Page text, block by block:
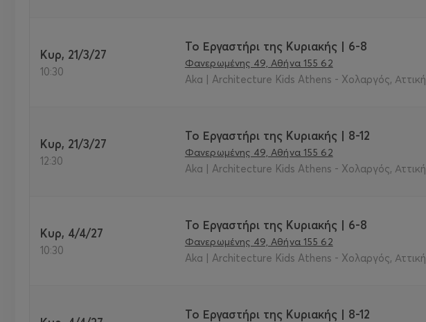
Κυρ, 21/3/27
10:30
Το Εργαστήρι της Κυριακής | 6-8
Φανερωμένης 49, Αθήνα 155 62
Aka | Architecture Kids Athens - Χολαργός, Αττική
Κυρ, 21/3/27
12:30
Το Εργαστήρι της Κυριακής | 8-12
Φανερωμένης 49, Αθήνα 155 62
Aka | Architecture Kids Athens - Χολαργός, Αττική
Κυρ, 4/4/27
10:30
Το Εργαστήρι της Κυριακής | 6-8
Φανερωμένης 49, Αθήνα 155 62
Aka | Architecture Kids Athens - Χολαργός, Αττική
Το Εργαστήρι της Κυριακής | 8-12